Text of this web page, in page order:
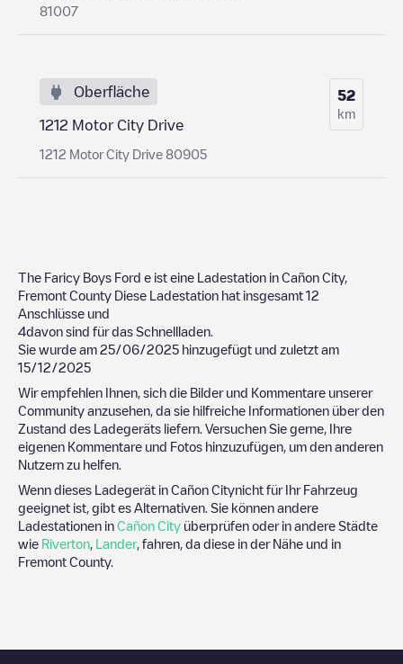
81007
Oberfläche
1212 Motor City Drive
1212 Motor City Drive 80905
52
km
The Faricy Boys Ford e ist eine Ladestation in Cañon City,
Fremont County Diese Ladestation hat insgesamt 12
Anschlüsse und
4davon sind für das Schnellladen.
Sie wurde am 25/06/2025 hinzugefügt und zuletzt am
15/12/2025
Wir empfehlen Ihnen, sich die Bilder und Kommentare unserer
Community anzusehen, da sie hilfreiche Informationen über den
Zustand des Ladegeräts liefern. Versuchen Sie gerne, Ihre
eigenen Kommentare und Fotos hinzuzufügen, um den anderen
Nutzern zu helfen.
Wenn dieses Ladegerät in Cañon Citynicht für Ihr Fahrzeug
geeignet ist, gibt es Alternativen. Sie können andere
Ladestationen in Cañon City überprüfen oder in andere Städte
wie Riverton Lander, fahren, da diese in der Nähe und in
Fremont County.